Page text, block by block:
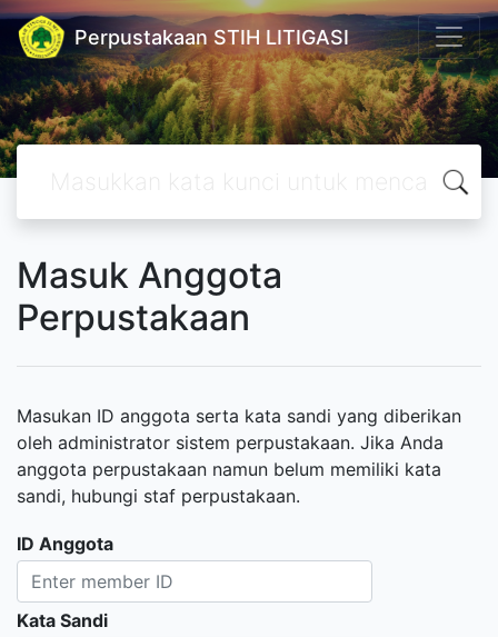
Perpustakaan STIH LITIGASI
Masuk Anggota
Perpustakaan
Masukan ID anggota serta kata sandi yang diberikan
oleh administrator sistem perpustakaan. Jika Anda
anggota perpustakaan namun belum memiliki kata
sandi, hubungi staf perpustakaan.
ID Anggota
Kata Sandi